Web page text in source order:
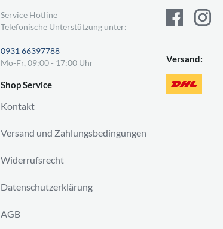
Service Hotline
Telefonische Unterstützung unter:
0931 66397788
Mo-Fr, 09:00 - 17:00 Uhr
Shop Service
Kontakt
Versand und Zahlungsbedingungen
Widerrufsrecht
Datenschutzerklärung
AGB
Versand: